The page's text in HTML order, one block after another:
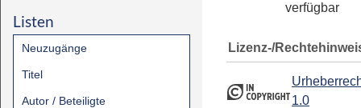
Listen
Neuzugänge
Titel
Autor / Beteiligte
verfügbar
Lizenz-/
1.0